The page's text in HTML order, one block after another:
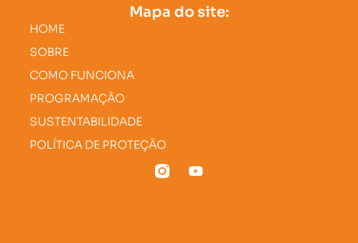
Mapa do site:
HOME
SOBRE
COMO FUNCIONA
PROGRAMAÇÃO
SUSTENTABILIDADE
POLÍTICA DE PROTEÇÃO